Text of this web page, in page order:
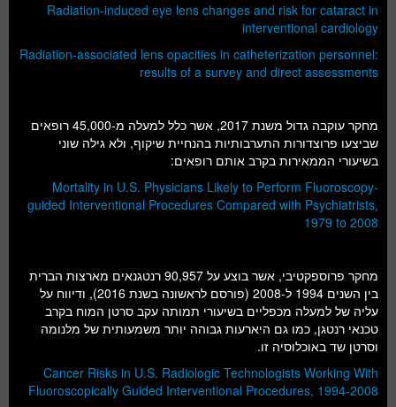
Radiation-induced eye lens changes and risk for cataract in
interventional cardiology
Radiation-associated lens opacities in catheterization personnel:
results of a survey and direct assessments
מחקר עוקבה גדול משנת 2017, אשר כלל למעלה מ-45,000 רופאים
שביצעו פרוצדורות התערבותיות בהנחיית שיקוף, ולא גילה שוני
בשיעורי הממאירות בקרב אותם רופאים:
Mortality in U.S. Physicians Likely to Perform Fluoroscopy-
guided Interventional Procedures Compared with Psychiatrists,
1979 to 2008
מחקר פרוספקטיבי, אשר בוצע על 90,957 רנטגנאים מארצות הברית
בין השנים 1994 ל-2008 (פורסם לראשונה בשנת 2016), ודיווח על
עליה של למעלה מכפליים בשיעורי תמותה עקב סרטן המוח בקרב
טכנאי רנטגן, כמו גם היארעות גבוהה יותר משמעותית של מלנומה
וסרטן שד באוכלוסיה זו.
Cancer Risks in U.S. Radiologic Technologists Working With
Fluoroscopically Guided Interventional Procedures, 1994-2008